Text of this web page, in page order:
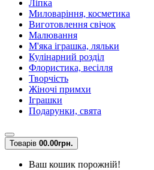
Ліпка
Миловаріння, косметика
Виготовлення свічок
Малювання
М'яка іграшка, ляльки
Кулінарний розділ
Флористика, весілля
Творчість
Жіночі примхи
Іграшки
Подарунки, свята
Товарів 00.00грн.
Ваш кошик порожній!